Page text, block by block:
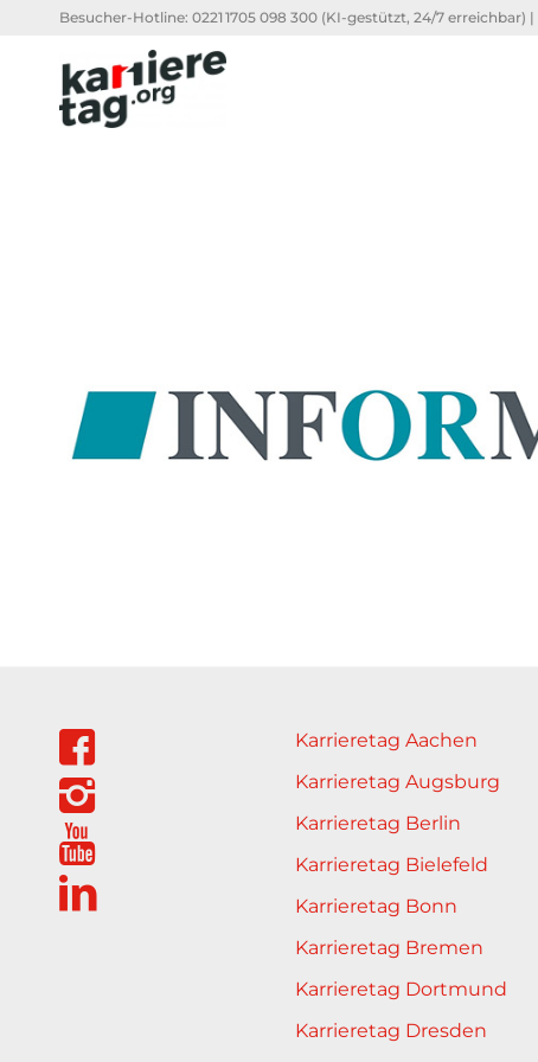
Besucher-Hotline: 0221 1705 098 300 (KI-gestützt, 24/7 erreichbar) |
Karrieretag Aachen
Karrieretag Augsburg
Karrieretag Berlin
Karrieretag Bielefeld
Karrieretag Bonn
Karrieretag Bremen
Karrieretag Dortmund
Karrieretag Dresden